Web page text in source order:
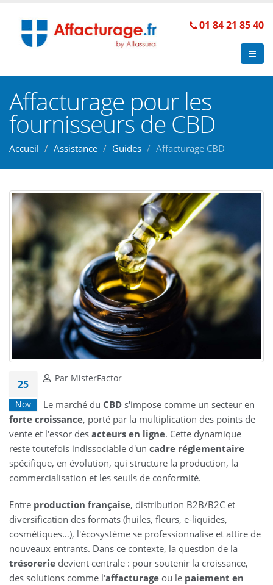
01 84 21 85 40
Affacturage pour les
fournisseurs de CBD
Accueil Assistance Guides Affacturage CBD
25
Nov
Par MisterFactor
Le marché du CBD s'impose comme un secteur en
forte croissance, porté par la multiplication des points de
vente et l'essor des acteurs en ligne. Cette dynamique
reste toutefois indissociable d'un cadre réglementaire
spécifique, en évolution, qui structure la production, la
commercialisation et les seuils de conformité.
Entre production française, distribution B2B/B2C et
diversification des formats (huiles, fleurs, e-liquides,
cosmétiques…), l'écosystème se professionnalise et attire de
nouveaux entrants. Dans ce contexte, la question de la
trésorerie devient centrale : pour soutenir la croissance,
des solutions comme l'affacturage ou le paiement en